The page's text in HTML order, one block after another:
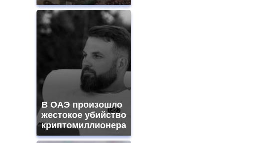
В ОАЭ произошло
жестокое убийство
криптомиллионера